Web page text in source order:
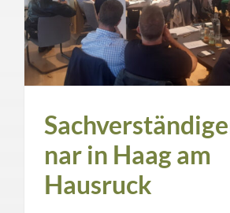
nar in Haag am
Hausruck